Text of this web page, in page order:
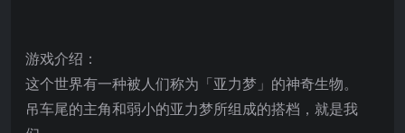
游戏介绍：
这个世界有一种被人们称为「亚力梦」的神奇生物。
吊车尾的主角和弱小的亚力梦所组成的搭档，就是我